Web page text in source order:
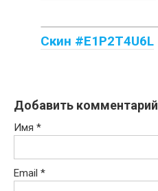
Скин #E1P2T4U6L
Добавить комментарий
Имя *
Email *